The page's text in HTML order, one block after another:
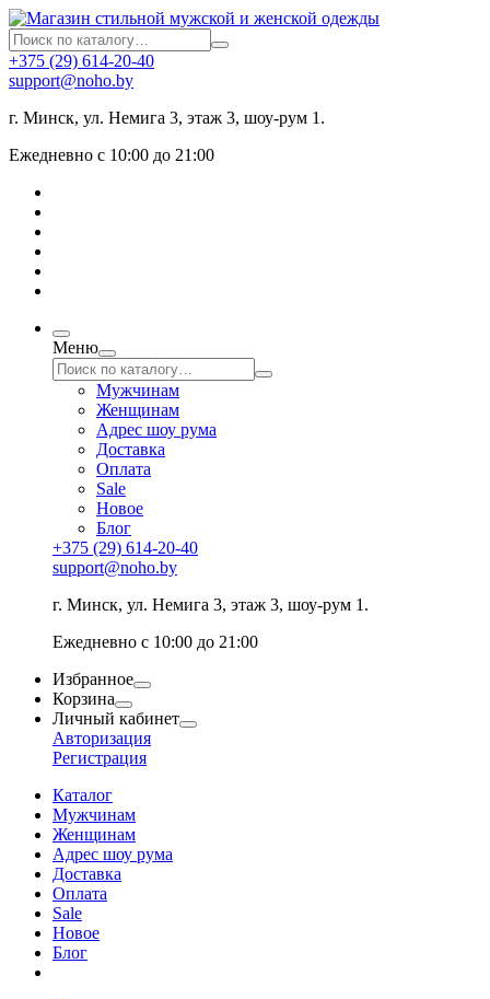
+375 (29) 614-20-40
support@noho.by
г. Минск, ул. Немига 3, этаж 3, шоу-рум 1.
Ежедневно с 10:00 до 21:00
Меню
Мужчинам
Женщинам
Адрес шоу рума
Доставка
Оплата
Sale
Новое
Блог
+375 (29) 614-20-40
support@noho.by
г. Минск, ул. Немига 3, этаж 3, шоу-рум 1.
Ежедневно с 10:00 до 21:00
Избранное
Корзина
Личный кабинет
Авторизация
Регистрация
Каталог
Мужчинам
Женщинам
Адрес шоу рума
Доставка
Оплата
Sale
Новое
Блог